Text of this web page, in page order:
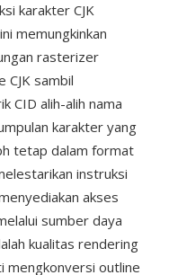
karakter CJK
memungkinkan
rasterizer
sambil
CID alih-alih nama
karakter yang
tetap dalam format
instruksi
akses
sumber daya
kualitas rendering
outline